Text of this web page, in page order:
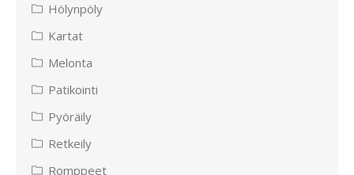
Hölynpöly
Kartat
Melonta
Patikointi
Pyöräily
Retkeily
Romppeet